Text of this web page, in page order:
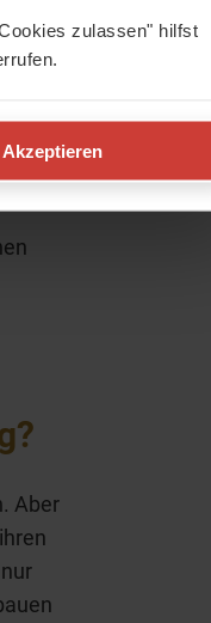
zulassen" hilfst
Akzeptieren
Aber